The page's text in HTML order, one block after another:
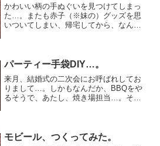
かわいい柄の手ぬぐいを見つけてしまっ
た…。またも赤子（※妹の）グッズを思
いついてしまい、帰宅してから、なんと
ったのだが…。襟付きシャ...
パーティー手袋DIY…。
来月、結婚式の二次会にお呼ばれしてお
りまして…。しかもなんだか、BBQをや
るそうで、あたし、焼き場担当…。それ
ぺ？？いくら焼き場でもさ...
モビール、つくってみた。